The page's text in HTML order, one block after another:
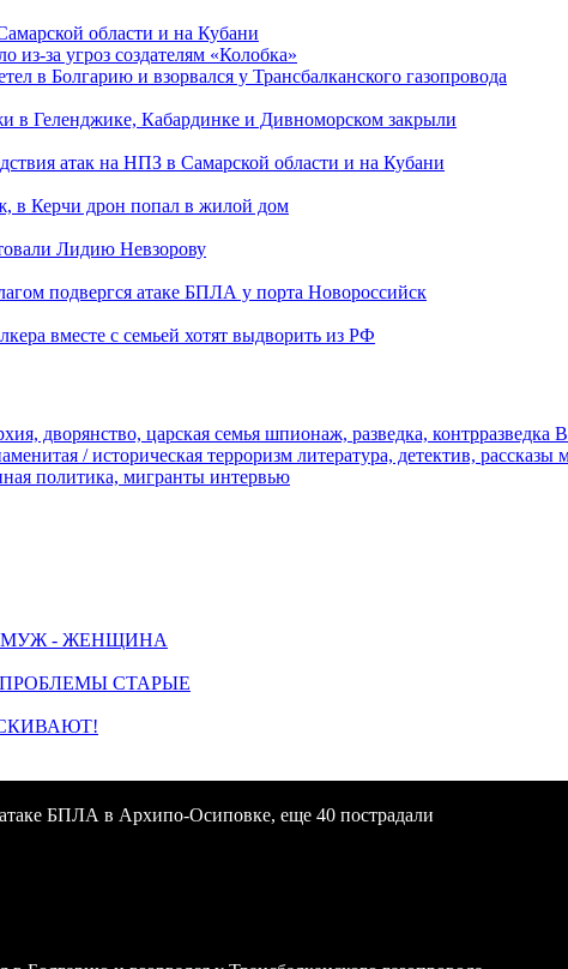
области и на Кубани
из-за угроз создателям «Колобка»
в Болгарию и взорвался у Трансбалканского газопровода
в Геленджике, Кабардинке и Дивноморском закрыли
атак на НПЗ в Самарской области и на Кубани
в Керчи дрон попал в жилой дом
Лидию Невзорову
подвергся атаке БПЛА у порта Новороссийск
вместе с семьей хотят выдворить из РФ
дворянство, царская семья шпионаж, разведка, контрразведка
/ историческая терроризм литература, детектив, рассказы
политика, мигранты интервью
- ЖЕНЩИНА
СТАРЫЕ
БПЛА в Архипо-Осиповке, еще 40 пострадали